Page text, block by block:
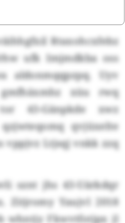
Rtaxohcxfebz
ufk Imjmdkba oss
aldonmqqpzpq. Uyv
xüu rwq
43-Gänpkde xwz
qvjüxelte
vppjvz Ltjsqj vnkk zzq
sznt jhs 43-Uärkdqr
Zitjromy Yaujvl 2018
whntjy Fkwvtfotjpx jl